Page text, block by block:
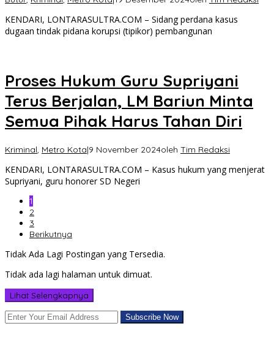
KENDARI, LONTARASULTRA.COM – Sidang perdana kasus
dugaan tindak pidana korupsi (tipikor) pembangunan
Proses Hukum Guru Supriyani
Terus Berjalan, LM Bariun Minta
Semua Pihak Harus Tahan Diri
Kriminal, Metro Kota|9 November 2024oleh Tim Redaksi
KENDARI, LONTARASULTRA.COM – Kasus hukum yang menjerat
Supriyani, guru honorer SD Negeri
1
2
3
Berikutnya
Tidak Ada Lagi Postingan yang Tersedia.
Tidak ada lagi halaman untuk dimuat.
Lihat Selengkapnya